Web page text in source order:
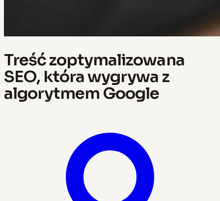
Treść zoptymalizowana
SEO, która wygrywa z
algorytmem Google